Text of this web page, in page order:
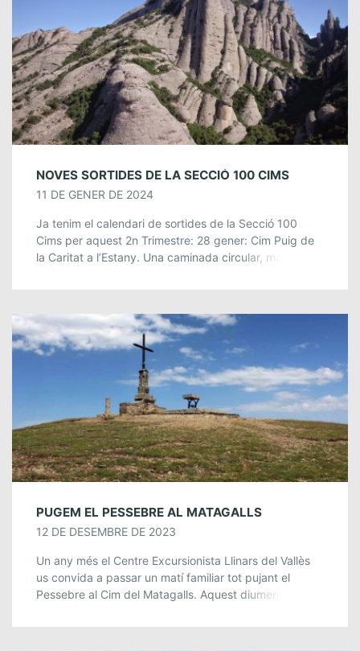
NOVES SORTIDES DE LA SECCIÓ 100 CIMS
11 DE GENER DE 2024
Ja tenim el calendari de sortides de la Secció 100
Cims per aquest 2n Trimestre: 28 gener: Cim Puig de
la Caritat a l’Estany. Una caminada circular, matinal,
PUGEM EL PESSEBRE AL MATAGALLS
12 DE DESEMBRE DE 2023
Un any més el Centre Excursionista Llinars del Vallès
us convida a passar un matí familiar tot pujant el
Pessebre al Cim del Matagalls. Aquest diumenge 17